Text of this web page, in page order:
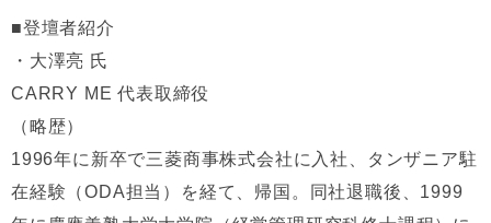
■登壇者紹介
・大澤亮 氏
CARRY ME 代表取締役
（略歴）
1996年に新卒で三菱商事株式会社に入社、タンザニア駐
在経験（ODA担当）を経て、帰国。同社退職後、1999